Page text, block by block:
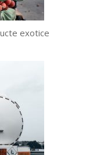
exotice